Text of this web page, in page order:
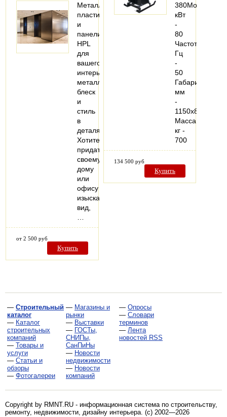
Металлизированные
пластики
и
панели
HPL
для
вашего
интерьера:
металлический
блеск
и
стиль
в
деталях.
Хотите
придать
своему
дому
или
офису
изысканный
вид,
от 2 500 руб
Купить
380Мощность,
кВт
-
80
Частота,
Гц
-
50
Габариты,
мм
-
1150х820х1300
Масса,
кг -
700
134 500 руб
Купить
— Строительный
каталог
— Каталог
строительных
компаний
— Товары и
услуги
— Статьи и
обзоры
— Фотогалереи
— Магазины и
рынки
— Выставки
— ГОСТы,
СНИПы,
СанПиНы
— Новости
недвижимости
— Новости
компаний
— Опросы
— Словари
терминов
— Лента
новостей RSS
Copyright by RMNT.RU - информационная система по строительству,
ремонту, недвижимости, дизайну интерьера. (c) 2002—2026